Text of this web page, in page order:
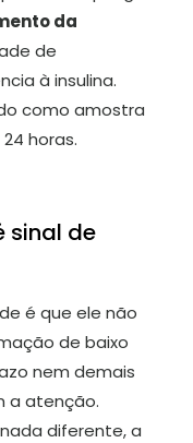
da
de
à insulina.
como amostra
horas.
sinal de
é que ele não
de baixo
nem demais
a atenção.
diferente, a